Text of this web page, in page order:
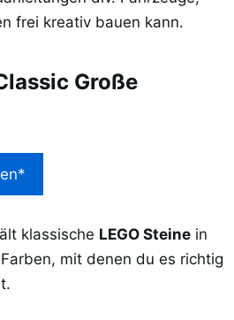
frei kreativ bauen kann.
Große
klassische LEGO Steine in
mit denen du es richtig